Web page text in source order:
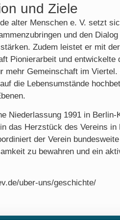
und Ziele
alter Menschen e. V. setzt
und den
Zudem leistet er mit
Pionierarbeit und entwickelte
mehr Gemeinschaft im
die Lebensumstände
Niederlassung 1991 in Berlin-
das Herzstück des Vereins in
der Verein
zu bewahren und ein
uber-uns/geschichte/